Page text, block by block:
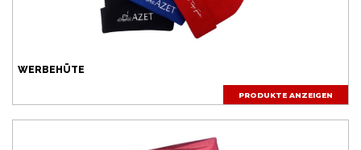
WERBEHÜTE
PRODUKTE ANZEIGEN